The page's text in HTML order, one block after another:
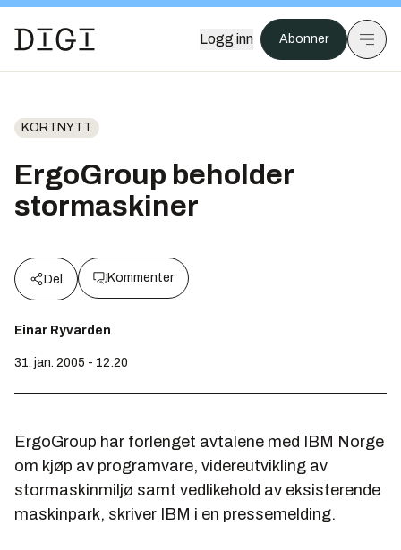
Logg inn Abonner
KORTNYTT
ErgoGroup beholder
stormaskiner
Del Kommenter
Einar Ryvarden
31. jan. 2005 - 12:20
ErgoGroup har forlenget avtalene med IBM Norge
om kjøp av programvare, videreutvikling av
stormaskinmiljø samt vedlikehold av eksisterende
maskinpark, skriver IBM i en pressemelding.